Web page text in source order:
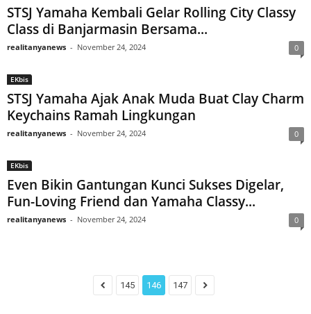
STSJ Yamaha Kembali Gelar Rolling City Classy
Class di Banjarmasin Bersama...
realitanyanews - November 24, 2024 0
EKbis
STSJ Yamaha Ajak Anak Muda Buat Clay Charm
Keychains Ramah Lingkungan
realitanyanews - November 24, 2024 0
EKbis
Even Bikin Gantungan Kunci Sukses Digelar,
Fun-Loving Friend dan Yamaha Classy...
realitanyanews - November 24, 2024 0
145 146 147